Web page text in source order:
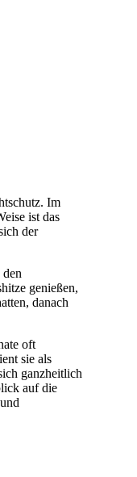
Im
ist das
der
genießen,
danach
oft
sie als
ganzheitlich
auf die